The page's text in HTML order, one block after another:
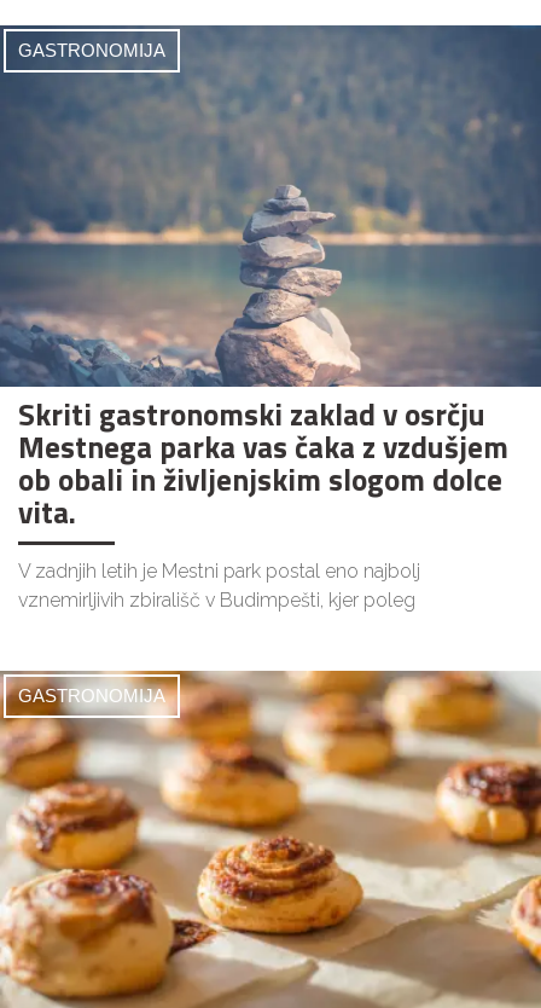
GASTRONOMIJA
Skriti gastronomski zaklad v osrčju
Mestnega parka vas čaka z vzdušjem
ob obali in življenjskim slogom dolce
vita.
V zadnjih letih je Mestni park postal eno najbolj
vznemirljivih zbirališč v Budimpešti, kjer poleg
GASTRONOMIJA